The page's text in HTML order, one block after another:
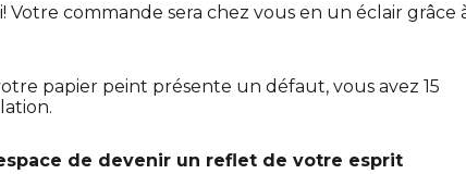
Votre commande sera chez vous en un éclair grâce
papier peint présente un défaut, vous avez 15
de devenir un reflet de votre esprit